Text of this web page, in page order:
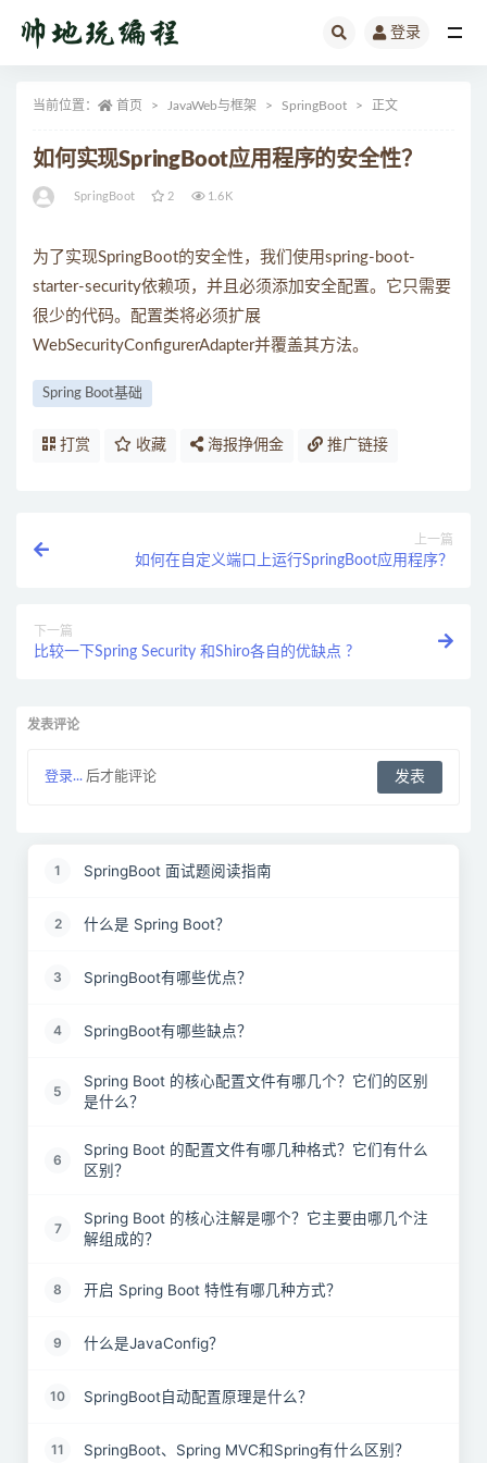
登录
当前位置： 首页 JavaWeb与框架 SpringBoot 正文
如何实现SpringBoot应用程序的安全性？
SpringBoot 2 1.6K
为了实现SpringBoot的安全性，我们使用spring-boot-
starter-security依赖项，并且必须添加安全配置。它只需要
很少的代码。配置类将必须扩展
WebSecurityConfigurerAdapter并覆盖其方法。
Spring Boot基础
打赏 收藏 海报挣佣金 推广链接
上一篇
如何在自定义端口上运行SpringBoot应用程序？
下一篇
比较一下Spring Security 和Shiro各自的优缺点 ?
发表评论
登录... 后才能评论
1 SpringBoot 面试题阅读指南
2 什么是 Spring Boot？
3 SpringBoot有哪些优点？
4 SpringBoot有哪些缺点？
5
Spring Boot 的核心配置文件有哪几个？它们的区别
是什么？
6
Spring Boot 的配置文件有哪几种格式？它们有什么
区别？
7
Spring Boot 的核心注解是哪个？它主要由哪几个注
解组成的？
8 开启 Spring Boot 特性有哪几种方式？
9 什么是JavaConfig？
10 SpringBoot自动配置原理是什么？
11 SpringBoot、Spring MVC和Spring有什么区别？